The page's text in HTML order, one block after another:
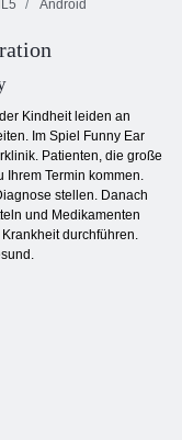
Android
Kindheit leiden an
Im Spiel Funny Ear
Patienten, die große
Ihrem Termin kommen.
stellen. Danach
und Medikamenten
durchführen.